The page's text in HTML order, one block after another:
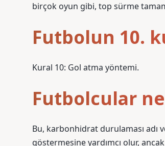
birçok oyun gibi, top sürme
Futbolun 10.
Kural 10: Gol atma yöntemi.
Futbolcular
Bu, karbonhidrat durulaması
göstermesine yardımcı olur,